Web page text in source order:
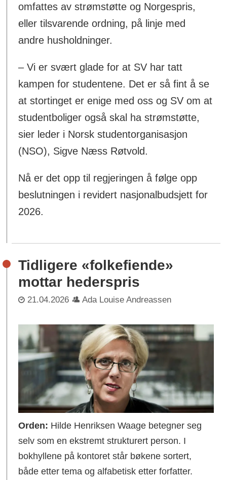
omfattes av strømstøtte og Norgespris,
eller tilsvarende ordning, på linje med
andre husholdninger.
– Vi er svært glade for at SV har tatt
kampen for studentene. Det er så fint å se
at stortinget er enige med oss og SV om at
studentboliger også skal ha strømstøtte,
sier leder i Norsk studentorganisasjon
(NSO), Sigve Næss Røtvold.
Nå er det opp til regjeringen å følge opp
beslutningen i revidert nasjonalbudsjett for
2026.
Tidligere «folkefiende»
mottar hederspris
21.04.2026 Ada Louise Andreassen
Orden: Hilde Henriksen Waage betegner seg
selv som en ekstremt strukturert person. I
bokhyllene på kontoret står bøkene sortert,
både etter tema og alfabetisk etter forfatter.